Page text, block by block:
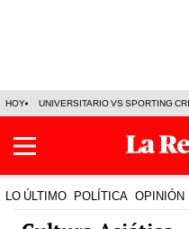
HOY UNIVERSITARIO VS SPORTING
LO ÚLTIMO POLÍTICA OPINIÓN